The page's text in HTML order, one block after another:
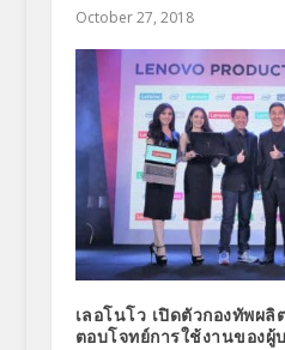
October 27, 2018
เลอโนโว เปิดตัวกองทัพผ
ตอบโจทย์การใช้งานของผู้